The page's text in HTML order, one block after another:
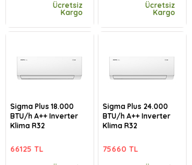
Ücretsiz
Kargo
Sigma Plus 18.000
BTU/h A++ Inverter
Klima R32
66125 TL
Ücretsiz
Kargo
Sigma Plus 24.000
BTU/h A++ Inverter
Klima R32
75660 TL